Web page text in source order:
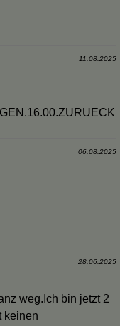
11.08.2025
06.08.2025
28.06.2025
weg.Ich bin jetzt 2
keinen